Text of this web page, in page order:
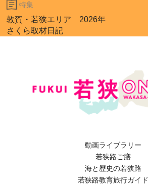
特集
敦賀・若狭エリア 2026年
さくら取材日記
動画ライブラリー
若狭路ご膳
海と歴史の若狭路
若狭路教育旅行ガイド